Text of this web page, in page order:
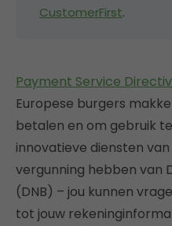
CustomerFirst.
Payment Service
Europese burgers
betalen en om gebruik
innovatieve diensten
vergunning hebben van
(DNB) – jou kunnen
tot jouw